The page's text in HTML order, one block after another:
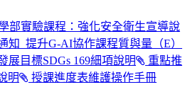
部實驗課程：強化安全衛生宣導說
知_提升G-AI協作課程質與量（E）
展目標SDGs 169細項說明
重點推
明
授課進度表維護操作手冊